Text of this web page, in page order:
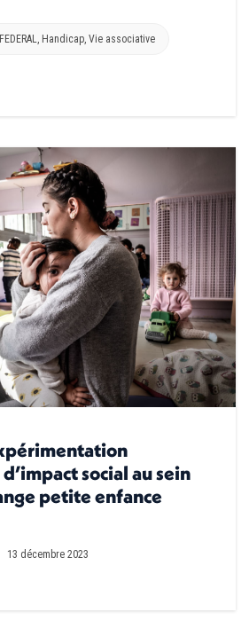
FEDERAL, Handicap, Vie associative
social au sein
petite enfance
13 décembre 2023